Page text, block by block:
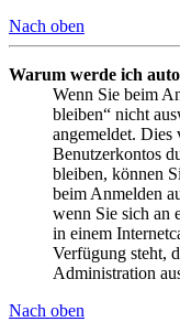
Nach oben
Warum werde ich
Wenn Sie beim
bleiben“ nicht
angemeldet. Dies
Benutzerkontos
bleiben, können
beim Anmelden
wenn Sie sich an
in einem
Verfügung steht,
Administration
Nach oben